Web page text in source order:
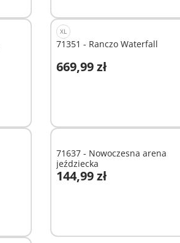
XL
71351 - Ranczo Waterfall
669,99 zł
71637 - Nowoczesna arena
jeździecka
144,99 zł
Dodaj do koszyka